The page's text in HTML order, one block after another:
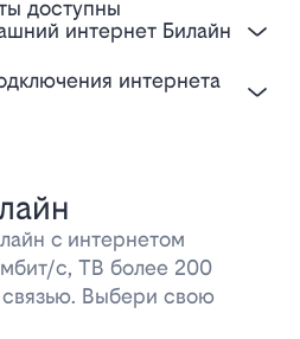
интернет Билайн
с интернетом
с, ТВ более 200
связью. Выбери свою